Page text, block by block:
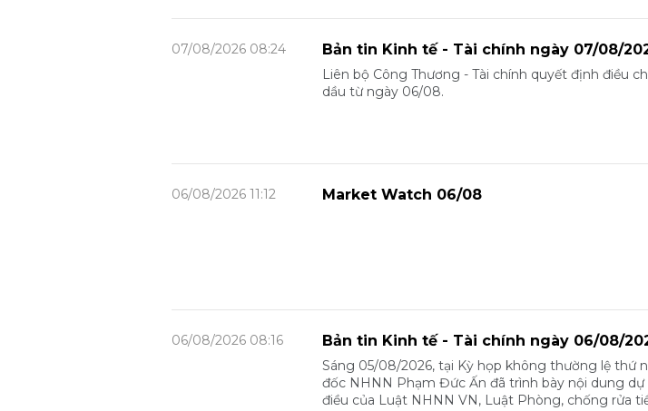
Bản tin Kinh tế - Tài chính ngày 07/08/
Liên bộ Công Thương - Tài chính quyết định điều
dầu từ ngày 06/08.
07/08/2026 08:24
Market Watch 06/08
06/08/2026 11:12
Bản tin Kinh tế - Tài chính ngày 06/08/
Sáng 05/08/2026, tại Kỳ họp không thường lệ thứ
đốc NHNN Phạm Đức Ấn đã trình bày nội dung
điều của Luật NHNN VN, Luật Phòng, chống rửa
06/08/2026 08:16